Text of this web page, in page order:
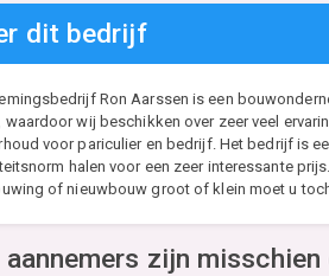
dit bedrijf
Ron Aarssen is een
waardoor wij beschikken over zeer veel
voor pariculier en bedrijf. Het bedrijf is
halen voor een zeer interessante
of nieuwbouw groot of klein moet u
aannemers zijn